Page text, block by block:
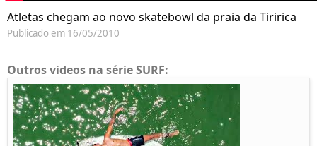
Atletas chegam ao novo skatebowl da praia da Tiririca
Publicado em 16/05/2010
Outros videos na série SURF: